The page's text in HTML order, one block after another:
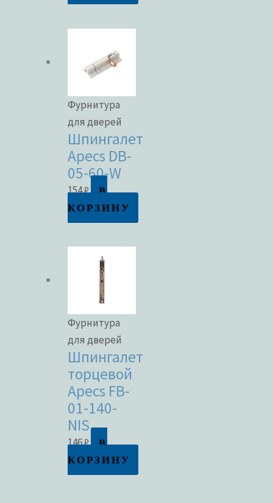
Фурнитура
для дверей
Шпингалет
Apecs DB-
05-60-W
154₽
В
КОРЗИНУ
Фурнитура
для дверей
Шпингалет
торцевой
Apecs FB-
01-140-
NIS
146₽
В
КОРЗИНУ